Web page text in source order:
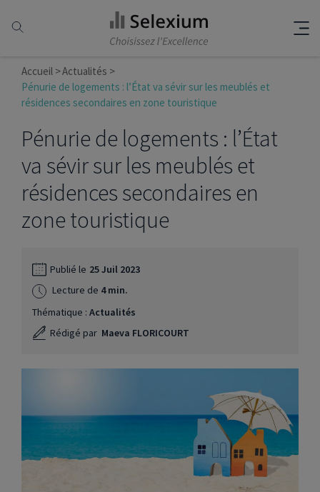
Accueil
Actualités
Pénurie de logements : l’État va sévir sur les meublés et
résidences secondaires en zone touristique
Pénurie de logements : l’État
va sévir sur les meublés et
résidences secondaires en
zone touristique
Publié le 25 Juil 2023
Lecture de 4 min.
Thématique : Actualités
Rédigé par Maeva FLORICOURT